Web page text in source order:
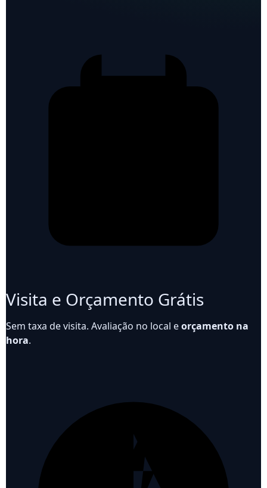
Visita e Orçamento Grátis
Sem taxa de visita. Avaliação no local eorçamento na
hora.